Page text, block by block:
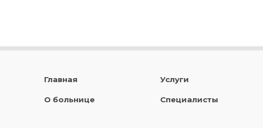
Главная
О больнице
Услуги
Специалисты